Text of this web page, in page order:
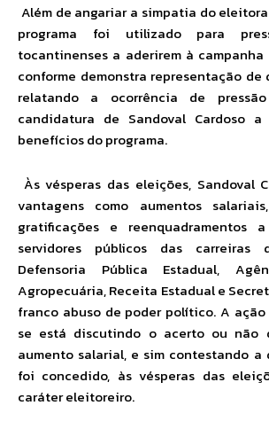
Além de angariar a simpatia do
programa foi utilizado para
tocantinenses a aderirem à
conforme demonstra representação
relatando a ocorrência de
candidatura de Sandoval Cardoso
benefícios do programa.
Às vésperas das eleições, Sandoval
vantagens como aumentos
gratificações e reenquadramentos
servidores públicos das carreiras
Defensoria Pública Estadual,
Agropecuária, Receita Estadual e
franco abuso de poder político. A
se está discutindo o acerto ou não
aumento salarial, e sim contestando a
foi concedido, às vésperas das
caráter eleitoreiro.